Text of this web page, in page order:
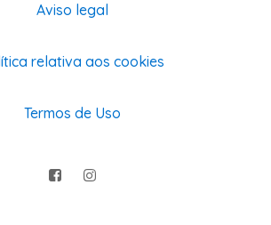
Aviso legal
relativa aos cookies
Termos de Uso